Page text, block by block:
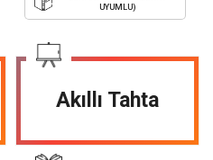
UYUMLU)
Akıllı Tahta